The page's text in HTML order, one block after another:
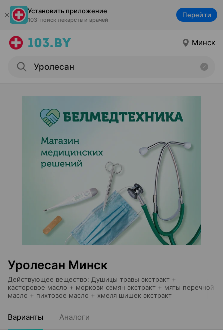
Установить приложение
103: поиск лекарств и врачей
Перейти
Минск
Уролесан Минск
Действующее вещество: Душицы травы экстракт +
касторовое масло + моркови семян экстракт + мяты перечной
масло + пихтовое масло + хмеля шишек экстракт
Варианты Аналоги